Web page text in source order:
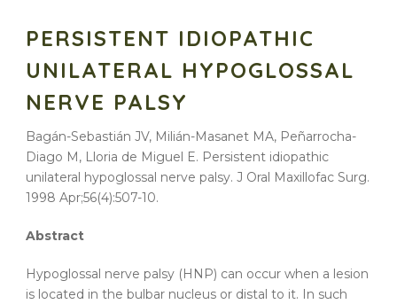
PERSISTENT IDIOPATHIC
UNILATERAL HYPOGLOSSAL
NERVE PALSY
Bagán-Sebastián JV, Milián-Masanet MA, Peñarrocha-
Diago M, Lloria de Miguel E. Persistent idiopathic
unilateral hypoglossal nerve palsy. J Oral Maxillofac Surg.
1998 Apr;56(4):507-10.
Abstract
Hypoglossal nerve palsy (HNP) can occur when a lesion
is located in the bulbar nucleus or distal to it. In such